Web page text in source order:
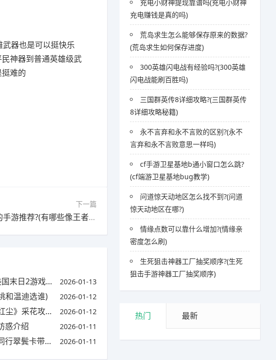
器也是可以挺快乐
神器到普通英雄级武
难的
下一篇
下一篇：有哪些像王者荣耀一样的手游推荐?(有哪些像王者荣耀一样的手游推荐软件)
后生还者2一周目多久) 2026-01-13
和温迪选谁) 2026-01-12
采花攻略视频) 2026-01-12
惑介绍 2026-01-11
卡带选择推荐 2026-01-11
充电小财神提现靠谱吗(充电小财神
充电赚钱是真的吗)
荒岛求生怎么能够保存原来的数据?
(荒岛求生如何保存进度)
300英雄闪电战有经验吗?(300英雄
闪电战能刷百胜吗)
三国群英传8详细攻略?(三国群英传
8详细攻略秘籍)
永不言弃和永不言败的区别?(永不
言弃和永不言败意思一样吗)
cf手游卫星基地b通小窗口怎么跳?
(cf端游卫星基地bug教学)
问道惊天动地区怎么找不到?(问道
惊天动地区在哪?)
情缘点数可以靠什么增加?(情缘亲
密度怎么刷)
生死狙击神器工厂抽奖顺序?(生死
狙击手游神器工厂抽奖顺序)
热门 最新